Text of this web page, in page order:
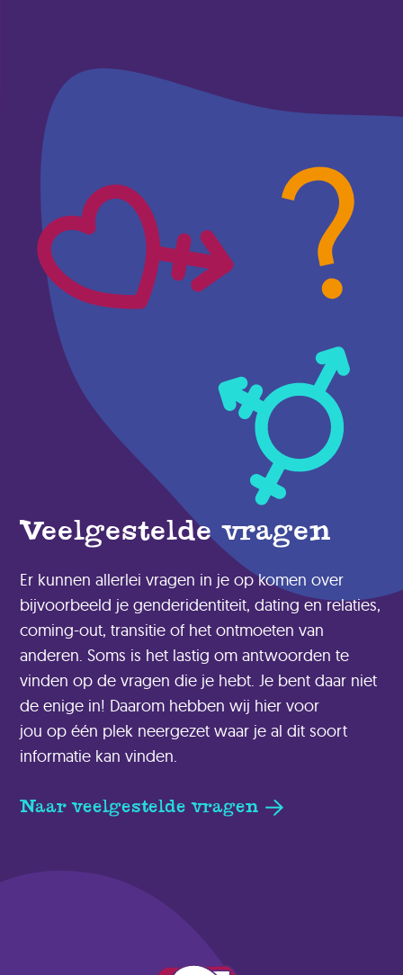
Veelgestelde vragen
Er kunnen allerlei vragen in je op komen over
bijvoorbeeld je genderidentiteit, dating en relaties,
coming-out, transitie of het ontmoeten van
anderen. Soms is het lastig om antwoorden te
vinden op de vragen die je hebt. Je bent daar niet
de enige in! Daarom hebben wij hier voor
jou opéén plek neergezet waar je al dit soort
informatie kan vinden.
Naar veelgestelde vragen